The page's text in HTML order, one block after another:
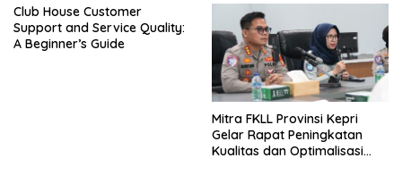
Club House Customer
Support and Service Quality:
A Beginner’s Guide
Mitra FKLL Provinsi Kepri
Gelar Rapat Peningkatan
Kualitas dan Optimalisasi